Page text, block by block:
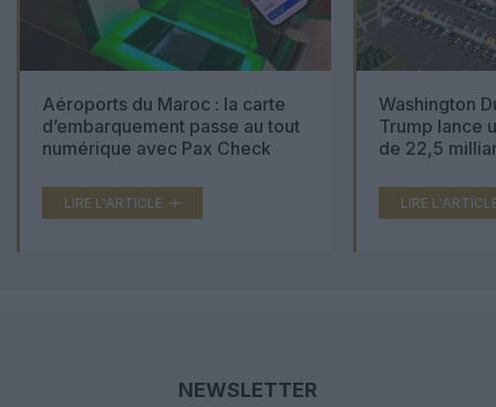
Aéroports du Maroc : la carte
d’embarquement passe au tout
numérique avec Pax Check
LIRE L'ARTICLE
Washington
Trump lance
de 22,5
LIRE
NEWSLETTER